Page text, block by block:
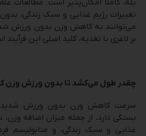
بله، کاملاً امکان‌پذیر است. مطالعات
تغییرات رژیم غذایی و سبک زندگی،
می‌توانند به کاهش وزن بدون ورزش
بر لاغری با تغذیه، کلید اصلی این فرآیند
چقدر طول می‌کشد تا بدون ورزش وزن
سرعت کاهش وزن بدون ورزش
بستگی دارد، از جمله میزان اضافه
غذایی و سبک زندگی، و متابولیسم